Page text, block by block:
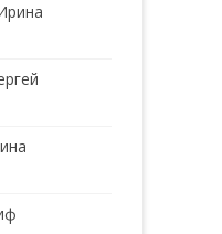
ДЕТСКИЙ ХИРУРГ
ПЕРИНАТАЛЬНЫЙ ПСИХОЛОГ